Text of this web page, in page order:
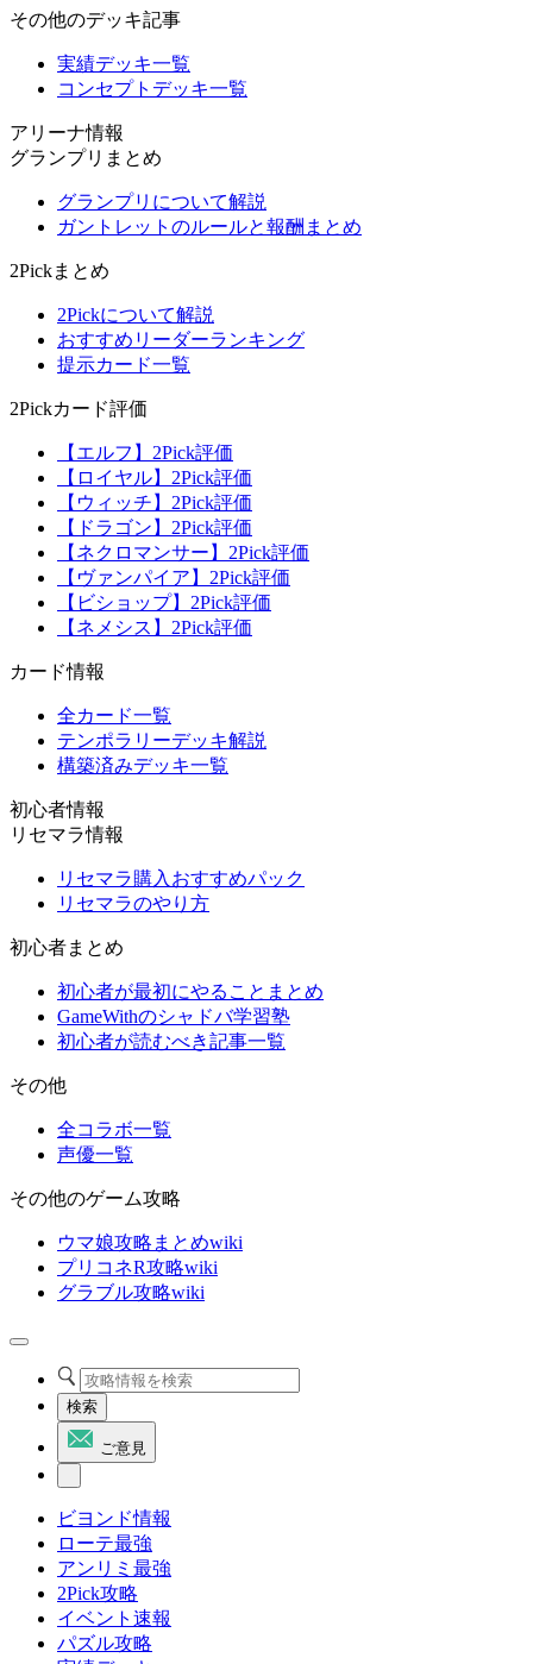
その他のデッキ記事
実績デッキ一覧
コンセプトデッキ一覧
アリーナ情報
グランプリまとめ
グランプリについて解説
ガントレットのルールと報酬まとめ
2Pickまとめ
2Pickについて解説
おすすめリーダーランキング
提示カード一覧
2Pickカード評価
【エルフ】2Pick評価
【ロイヤル】2Pick評価
【ウィッチ】2Pick評価
【ドラゴン】2Pick評価
【ネクロマンサー】2Pick評価
【ヴァンパイア】2Pick評価
【ビショップ】2Pick評価
【ネメシス】2Pick評価
カード情報
全カード一覧
テンポラリーデッキ解説
構築済みデッキ一覧
初心者情報
リセマラ情報
リセマラ購入おすすめパック
リセマラのやり方
初心者まとめ
初心者が最初にやることまとめ
GameWithのシャドバ学習塾
初心者が読むべき記事一覧
その他
全コラボ一覧
声優一覧
その他のゲーム攻略
ウマ娘攻略まとめwiki
プリコネR攻略wiki
グラブル攻略wiki
検索
ご意見
ビヨンド情報
ローテ最強
アンリミ最強
2Pick攻略
イベント速報
パズル攻略